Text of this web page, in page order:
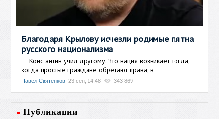
Благодаря Крылову исчезли родимые пятна
русского национализма
Константин учил другому. Что нация возникает тогда,
когда простые граждане обретают права, в
Павел Святенков 23 сен, 14:48 343 869
Публикации